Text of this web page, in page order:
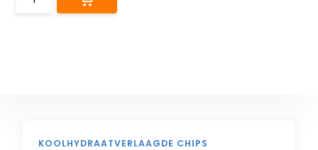
KOOLHYDRAATVERLAAGDE CHIPS